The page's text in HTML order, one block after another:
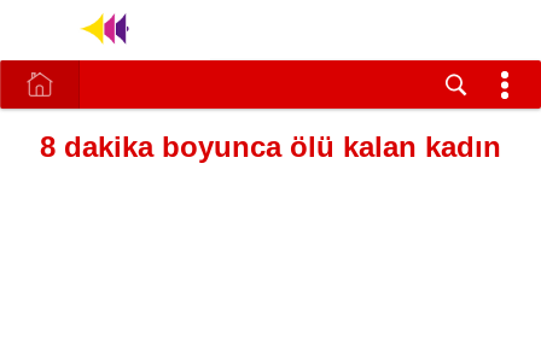
8 dakika boyunca ölü kalan kadın